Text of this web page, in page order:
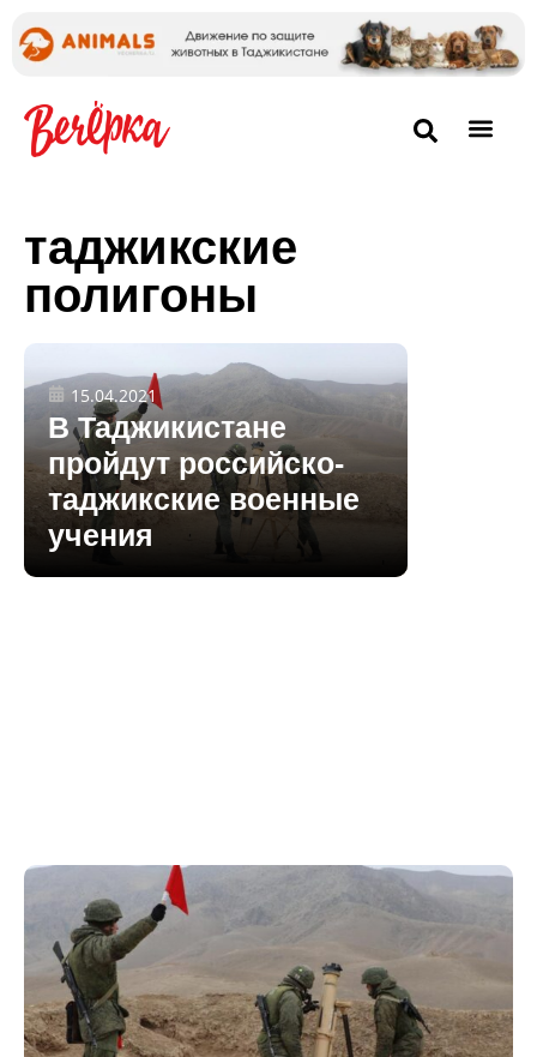
таджикские
полигоны
15.04.2021
В Таджикистане
пройдут российско-
таджикские военные
учения